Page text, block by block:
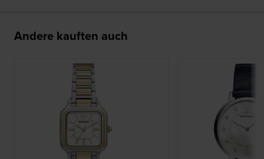
Andere kauften auch